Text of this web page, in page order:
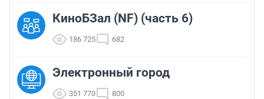
КиноБЗал (NF) (часть 6)
186 725 682
Электронный город
351 770 800